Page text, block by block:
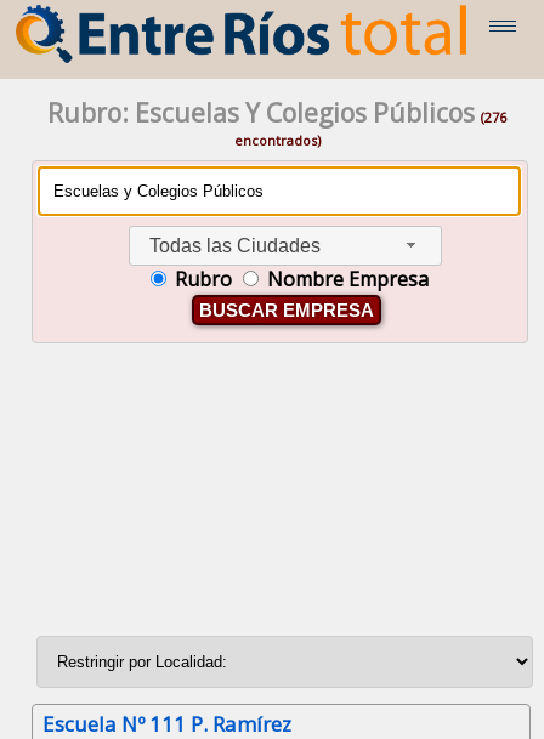
Rubro: Escuelas Y Colegios Públicos(276
encontrados)
Todas las Ciudades
Rubro Nombre Empresa
BUSCAR EMPRESA
Escuela Nº 111 P. Ramírez